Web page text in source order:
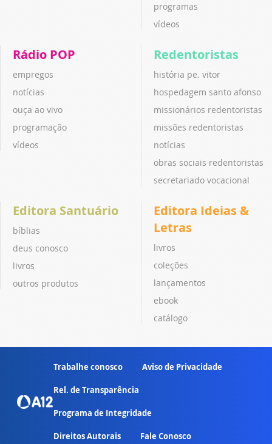
programas
vídeos
Rádio POP
empregos
notícias
ouça ao vivo
programação
vídeos
Redentoristas
história pe. vitor
hospedagem santo afonso
missionários redentoristas
missões redentoristas
notícias
obras sociais redentoristas
secretariado vocacional
Editora Santuário
bíblias
deus conosco
livros
outros produtos
Editora Ideias &
Letras
livros
coleções
lançamentos
ebook
catálogo
Trabalhe conosco Aviso de Privacidade
Rel. de Transparência
Programa de Integridade
Direitos Autorais Fale Conosco